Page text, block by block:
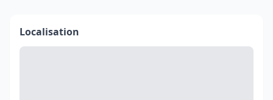
Localisation